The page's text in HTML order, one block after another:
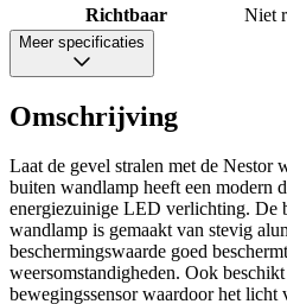
Richtbaar
Niet
Meer specificaties
Omschrijving
Laat de gevel stralen met de
buiten wandlamp heeft een modern
energiezuinige LED verlichting. De
wandlamp is gemaakt van stevig
beschermingswaarde goed
weersomstandigheden. Ook
bewegingssensor waardoor het licht